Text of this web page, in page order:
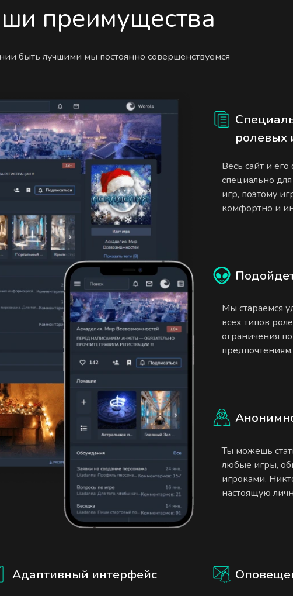
преимущества
быть лучшими мы постоянно совершенствуемся
ролевых
Весь сайт и
специально
игр, поэтому
комфортно и
Мы стараемся
всех типов
ограничения
Ты можешь
любые игры,
игроками.
настоящую
Адаптивный интерфейс